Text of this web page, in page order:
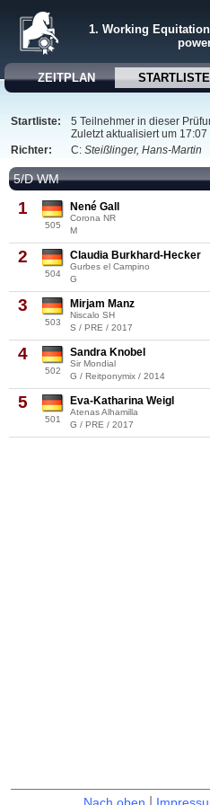
1. Working
ZEITPLAN STARTLISTE
Startliste:
5 Teilnehmer in dieser
Zuletzt aktualisiert um
Richter:
C: Steißlinger, Hans-Martin
5/D WM
1
505
Nené Gall
Corona NR
M
2
504
Claudia Burkhard-Hecker
Gurbes el Campino
G
3
503
Mirjam Manz
Niscalo SH
S / PRE / 2017
4
502
Sandra Knobel
Sir Mondial
G / Reitponymix / 2014
5
501
Eva-Katharina Weigl
Atenas Alhamilla
G / PRE / 2017